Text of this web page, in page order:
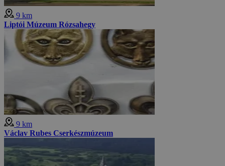
9 km
Liptói Múzeum Rózsahegy
9 km
Václav Rubes Cserkészmúzeum